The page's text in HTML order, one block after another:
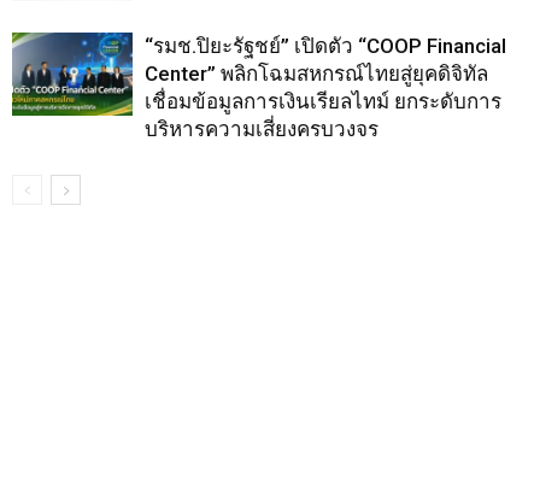
“รมช.ปิยะรัฐชย์” เปิดตัว “COOP Financial
Center” พลิกโฉมสหกรณ์ไทยสู่ยุคดิจิทัล
เชื่อมข้อมูลการเงินเรียลไทม์ ยกระดับการ
บริหารความเสี่ยงครบวงจร